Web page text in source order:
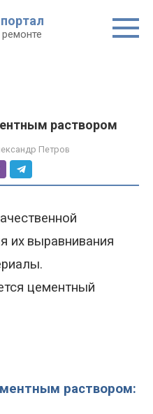
раствором
Петров
их выравнивания
цементный
раствором: